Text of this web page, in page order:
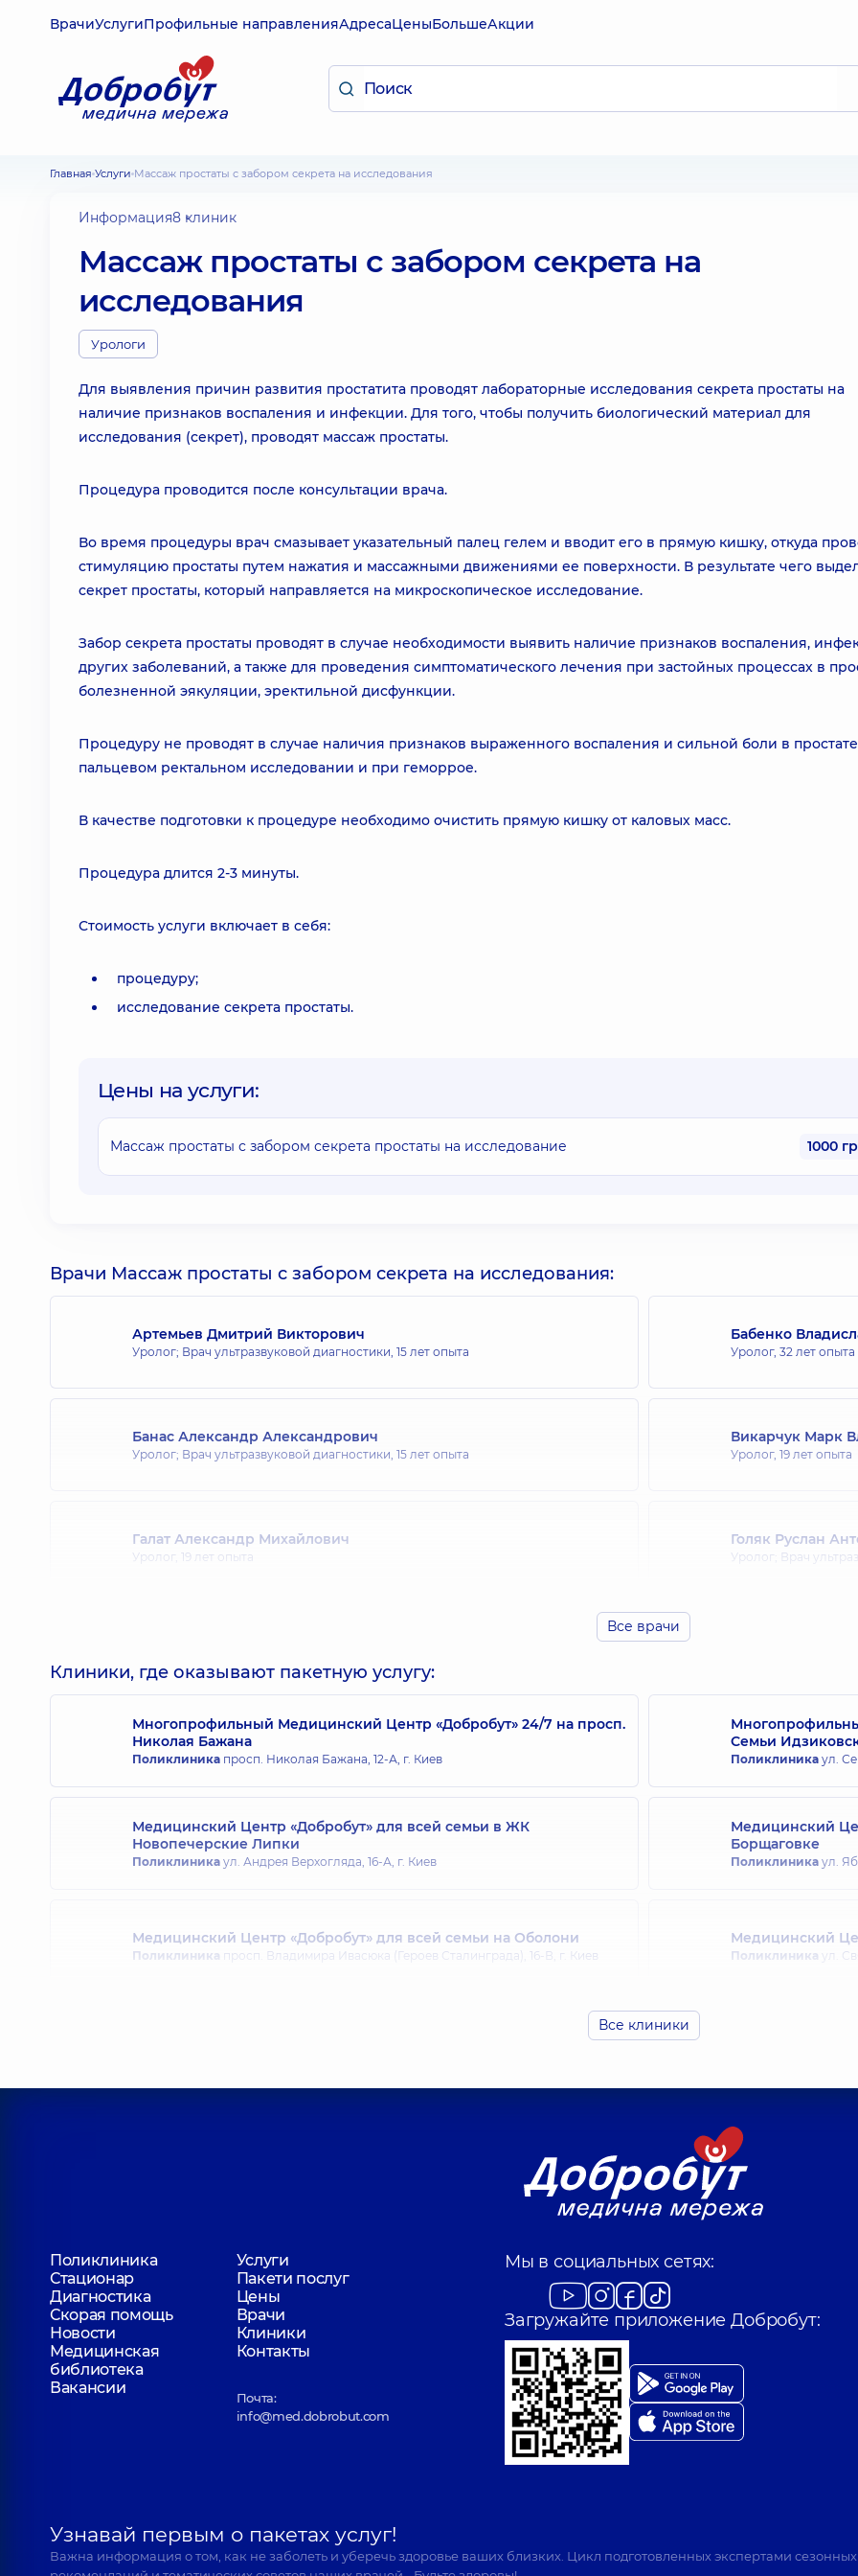
ВрачиУслугиПрофильные направленияАдресаЦеныБольшеАкции
Главная Услуги Массаж простаты с забором секрета на исследования
Информация8 клиник
Массаж простаты с забором секрета на
исследования
Урологи
Для выявления причин развития простатита проводят лабораторные исследования секрета простаты на
наличие признаков воспаления и инфекции. Для того, чтобы получить биологический материал для
исследования (секрет), проводят массаж простаты.
Процедура проводится после консультации врача.
Во время процедуры врач смазывает указательный палец гелем и вводит его в прямую кишку, откуда
стимуляцию простаты путем нажатия и массажными движениями ее поверхности. В результате чего
секрет простаты, который направляется на микроскопическое исследование.
Забор секрета простаты проводят в случае необходимости выявить наличие признаков воспаления,
других заболеваний, а также для проведения симптоматического лечения при застойных процессах в
болезненной эякуляции, эректильной дисфункции.
Процедуру не проводят в случае наличия признаков выраженного воспаления и сильной боли в
пальцевом ректальном исследовании и при геморрое.
В качестве подготовки к процедуре необходимо очистить прямую кишку от каловых масс.
Процедура длится 2-3 минуты.
Стоимость услуги включает в себя:
процедуру;
исследование секрета простаты.
Цены на услуги:
Массаж простаты с забором секрета простаты на исследование 1000
Врачи Массаж простаты с забором секрета на исследования:
Артемьев Дмитрий Викторович
Уролог; Врач ультразвуковой диагностики, 15 лет опыта
Бабенко
Уролог, 32 лет опыта
Банас Александр Александрович
Уролог; Врач ультразвуковой диагностики, 15 лет опыта
Викарчук Марк
Уролог, 19 лет опыта
Галат Александр Михайлович
Уролог, 19 лет опыта
Голяк Руслан
Уролог; Врач
Хабенец Олег Сергеевич
Уролог,15 лет опыта
Чумак
Уролог; Врач
Все врачи
Клиники, где оказывают пакетную услугу:
Многопрофильный Медицинский Центр «Добробут» 24/7 на просп.
Николая Бажана
Поликлиника просп. Николая Бажана, 12-А, г. Киев
Семьи
Поликлиника ул.
Медицинский Центр «Добробут» для всей семьи в ЖК
Новопечерские Липки
Поликлиника ул. Андрея Верхогляда, 16-А, г. Киев
Медицинский
Борщаговке
Поликлиника ул.
Медицинский Центр «Добробут» для всей семьи на Оболони
Поликлиника просп. Владимира Ивасюка (Героев Сталинграда), 16-В, г. Киев
Медицинский
Поликлиника ул.
Все клиники
Поликлиника
Услуги
Стационар
Пакети послуг
Диагностика
Цены
Скорая помощь
Врачи
Новости
Клиники
Медицинская
библиотека
Контакты
Вакансии
Почта:
info@med.dobrobut.com
Мы в социальных сетях:
Загружайте приложение Добробут:
Узнавай первым о пакетах услуг!
Важна информация о том, как не заболеть и уберечь здоровье ваших близких. Цикл подготовленных экспертами сезонных